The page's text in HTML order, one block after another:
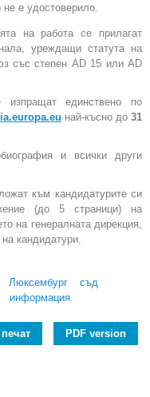
е удостоверило.
на работа се прилагат
уреждащи статута на
със степен AD 15 или AD
изпращат единствено по
най-късно до 31
и всички други
към кандидатурите си
(до 5 страници) на
на генералната дирекция,
кандидатури.
Люксембург
съд
информация
PDF version